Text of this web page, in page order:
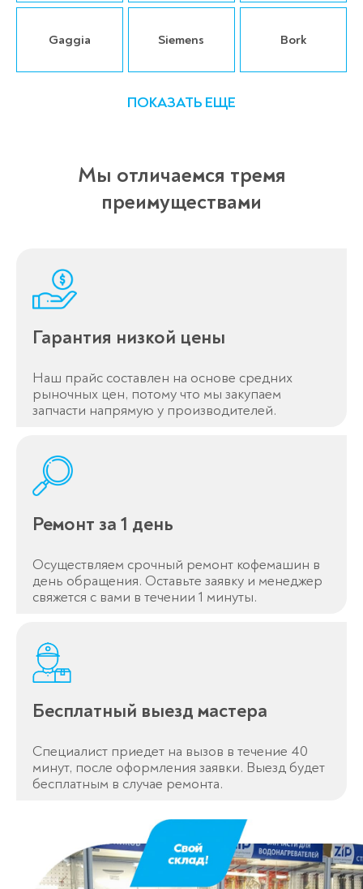
Gaggia Siemens Bork
ПОКАЗАТЬ ЕЩЕ
Мы отличаемся тремя
преимуществами
Гарантия низкой цены
Наш прайс составлен на основе средних
рыночных цен, потому что мы закупаем
запчасти напрямую у производителей.
Ремонт за 1 день
Осуществляем срочный ремонт кофемашин в
день обращения. Оставьте заявку и менеджер
свяжется с вами в течении 1 минуты.
Бесплатный выезд мастера
Специалист приедет на вызов в течение 40
минут, после оформления заявки. Выезд будет
бесплатным в случае ремонта.